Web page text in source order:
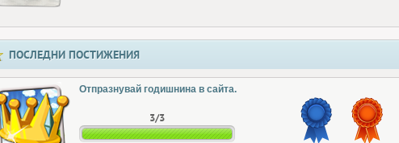
ПОСЛЕДНИ ПОСТИЖЕНИЯ
Отпразнувай годишнина в сайта.
3/3